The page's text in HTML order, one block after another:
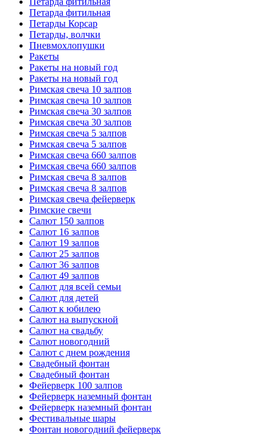
Петарда фитильная
Петарды Корсар
Петарды, волчки
Пневмохлопушки
Ракеты
Ракеты на новый год
Ракеты на новый год
Римская свеча 10 залпов
Римская свеча 10 залпов
Римская свеча 30 залпов
Римская свеча 30 залпов
Римская свеча 5 залпов
Римская свеча 5 залпов
Римская свеча 660 залпов
Римская свеча 660 залпов
Римская свеча 8 залпов
Римская свеча 8 залпов
Римская свеча фейерверк
Римские свечи
Салют 150 залпов
Салют 16 залпов
Салют 19 залпов
Салют 25 залпов
Салют 36 залпов
Салют 49 залпов
Салют для всей семьи
Салют для детей
Салют к юбилею
Салют на выпускной
Салют на свадьбу
Салют новогодний
Салют с днем рождения
Свадебный фонтан
Свадебный фонтан
Фейерверк 100 залпов
Фейерверк наземный фонтан
Фейерверк наземный фонтан
Фестивальные шары
Фонтан новогодний фейерверк